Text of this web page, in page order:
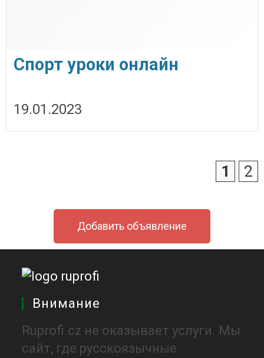
Спорт уроки онлайн
19.01.2023
1 2
Добавить объявление
Внимание
Ruprofi.cz не оказывает услуги. Мы
сайт, где русскоязычные